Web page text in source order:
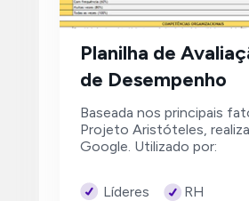
Planilha de
de Desempenho
Baseada nos principais
Projeto Aristóteles,
Google. Utilizado por:
Líderes RH